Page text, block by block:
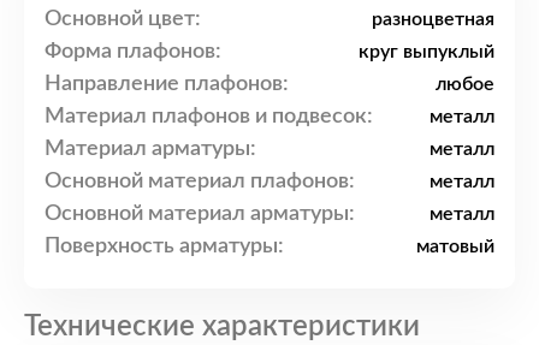
Основной цвет: разноцветная
Форма плафонов: круг выпуклый
Направление плафонов: любое
Материал плафонов и подвесок: металл
Материал арматуры: металл
Основной материал плафонов: металл
Основной материал арматуры: металл
Поверхность арматуры: матовый
Технические характеристики